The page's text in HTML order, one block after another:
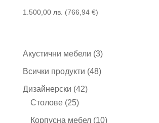
1.500,00 лв. (766,94 €)
Акустични мебели 33
продукта
Всички продукти 4848
Дизайнерски 4242
Столове 2525
продукта
Корпусна мебел 1010